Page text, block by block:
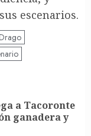
escenarios.
a Tacoronte
ganadera y